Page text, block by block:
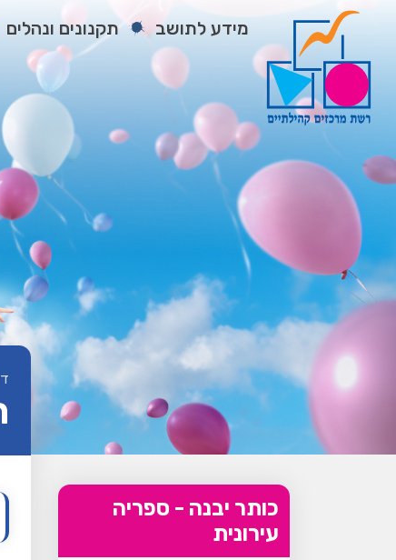
מידע לתושב תקנונים ונהלים
כותר יבנה - ספריה
עירונית